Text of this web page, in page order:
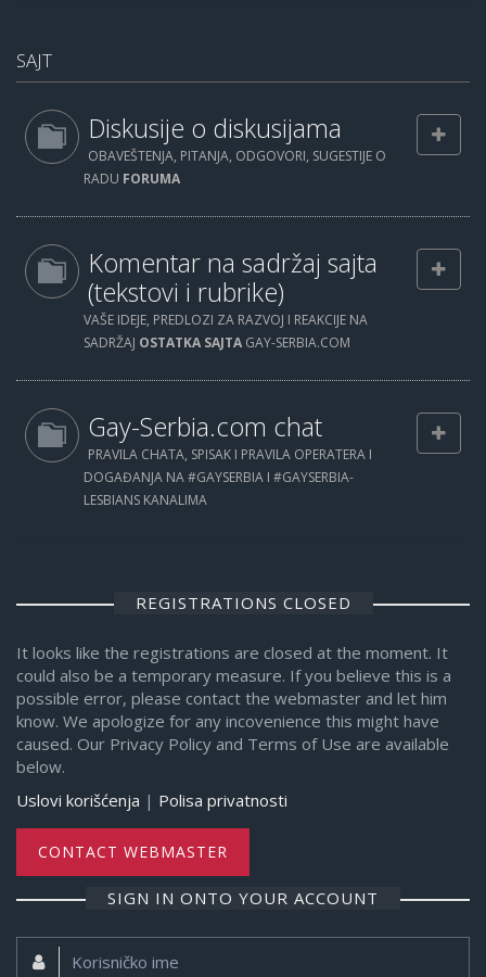
SAJT
Diskusije o diskusijama
OBAVEŠTENJA, PITANJA, ODGOVORI, SUGESTIJE O
RADU FORUMA
Komentar na sadržaj sajta
(tekstovi i rubrike)
VAŠE IDEJE, PREDLOZI ZA RAZVOJ I REAKCIJE NA
SADRŽAJ OSTATKA SAJTA GAY-SERBIA.COM
Gay-Serbia.com chat
PRAVILA CHATA, SPISAK I PRAVILA OPERATERA I
DOGAĐANJA NA #GAYSERBIA I #GAYSERBIA-
LESBIANS KANALIMA
REGISTRATIONS CLOSED
It looks like the registrations are closed at the moment. It
could also be a temporary measure. If you believe this is a
possible error, please contact the webmaster and let him
know. We apologize for any incovenience this might have
caused. Our Privacy Policy and Terms of Use are available
below.
Uslovi korišćenja | Polisa privatnosti
CONTACT WEBMASTER
SIGN IN ONTO YOUR ACCOUNT
Korisničko